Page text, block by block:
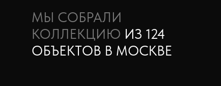
МЫ СОБРАЛИ
КОЛЛЕКЦИЮ ИЗ 124
ОБЪЕКТОВ В МОСКВЕ